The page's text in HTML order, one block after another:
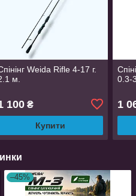
Weida Rifle 4-17 г.
м.
100₴
Купити
0.3-
1
–45%